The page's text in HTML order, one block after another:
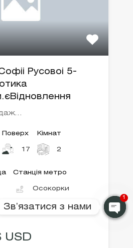
Русовоі 5-
Поверх
17
Кімнат
2
Станція метро
Осокорки
USD
Звʼязатися з нами
1